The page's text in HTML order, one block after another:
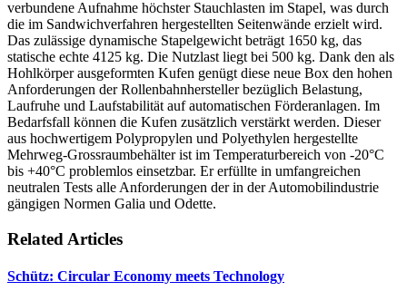
verbundene Aufnahme höchster Stauchlasten im Stapel, was durch
die im Sandwichverfahren hergestellten Seitenwände erzielt wird.
Das zulässige dynamische Stapelgewicht beträgt 1650 kg, das
statische echte 4125 kg. Die Nutzlast liegt bei 500 kg. Dank den als
Hohlkörper ausgeformten Kufen genügt diese neue Box den hohen
Anforderungen der Rollenbahnhersteller bezüglich Belastung,
Laufruhe und Laufstabilität auf automatischen Förderanlagen. Im
Bedarfsfall können die Kufen zusätzlich verstärkt werden. Dieser
aus hochwertigem Polypropylen und Polyethylen hergestellte
Mehrweg-Grossraumbehälter ist im Temperaturbereich von -20°C
bis +40°C problemlos einsetzbar. Er erfüllte in umfangreichen
neutralen Tests alle Anforderungen der in der Automobilindustrie
gängigen Normen Galia und Odette.
Related Articles
Schütz: Circular Economy meets Technology